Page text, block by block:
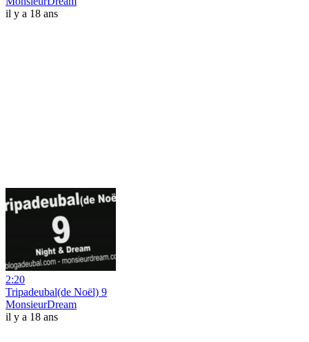
il y a 18 ans
2:20
Tripadeubal(de Noël) 9
MonsieurDream
il y a 18 ans